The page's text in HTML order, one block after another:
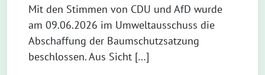
Mit den Stimmen von CDU und AfD wurde
am 09.06.2026 im Umweltausschuss die
Abschaffung der Baumschutzsatzung
beschlossen. Aus Sicht […]